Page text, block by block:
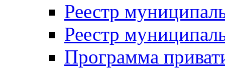
Реестр
Реестр
Программа